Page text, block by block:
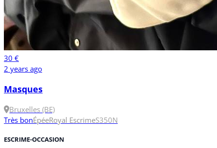
30 €
2 years ago
Masques
Bruxelles (BE)
Très bonÉpéeRoyal EscrimeS350N
ESCRIME-OCCASION